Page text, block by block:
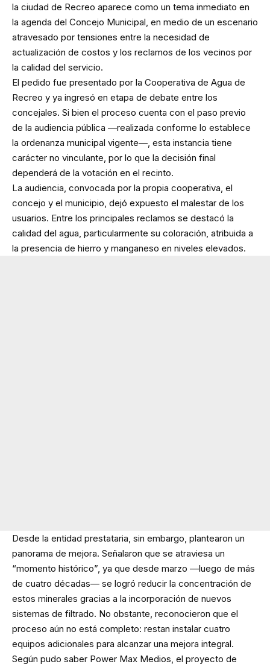
la ciudad de Recreo aparece como un tema inmediato en
la agenda del Concejo Municipal, en medio de un escenario
atravesado por tensiones entre la necesidad de
actualización de costos y los reclamos de los vecinos por
la calidad del servicio.
El pedido fue presentado por la Cooperativa de Agua de
Recreo y ya ingresó en etapa de debate entre los
concejales. Si bien el proceso cuenta con el paso previo
de la audiencia pública —realizada conforme lo establece
la ordenanza municipal vigente—, esta instancia tiene
carácter no vinculante, por lo que la decisión final
dependerá de la votación en el recinto.
La audiencia, convocada por la propia cooperativa, el
concejo y el municipio, dejó expuesto el malestar de los
usuarios. Entre los principales reclamos se destacó la
calidad del agua, particularmente su coloración, atribuida a
la presencia de hierro y manganeso en niveles elevados.
Desde la entidad prestataria, sin embargo, plantearon un
panorama de mejora. Señalaron que se atraviesa un
“momento histórico”, ya que desde marzo —luego de más
de cuatro décadas— se logró reducir la concentración de
estos minerales gracias a la incorporación de nuevos
sistemas de filtrado. No obstante, reconocieron que el
proceso aún no está completo: restan instalar cuatro
equipos adicionales para alcanzar una mejora integral.
Según pudo saber Power Max Medios, el proyecto de